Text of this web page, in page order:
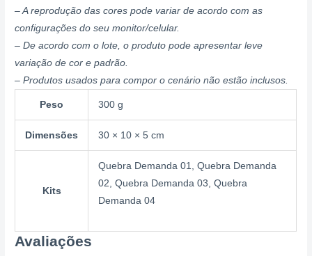
– A reprodução das cores pode variar de acordo com as
configurações do seu monitor/celular.
– De acordo com o lote, o produto pode apresentar leve
variação de cor e padrão.
– Produtos usados para compor o cenário não estão inclusos.
Peso 300 g
Dimensões 30 × 10 × 5 cm
Kits
Quebra Demanda 01, Quebra Demanda
02, Quebra Demanda 03, Quebra
Demanda 04
Avaliações